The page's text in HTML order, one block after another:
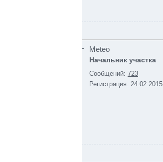
Meteo
Начальник участка
Сообщений: 723
Регистрация: 24.02.2015